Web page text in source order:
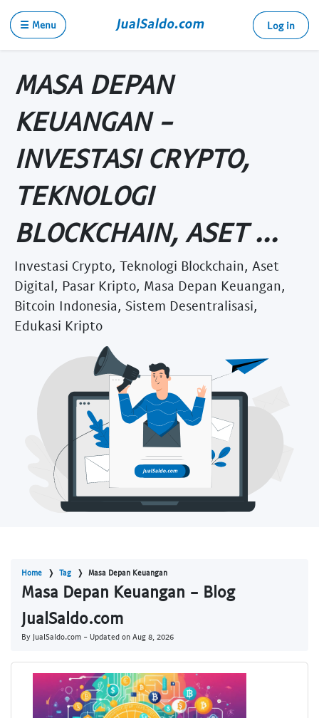
☰ Menu Log in
MASA DEPAN
KEUANGAN -
INVESTASI CRYPTO,
TEKNOLOGI
BLOCKCHAIN, ASET ...
Investasi Crypto, Teknologi Blockchain, Aset
Digital, Pasar Kripto, Masa Depan Keuangan,
Bitcoin Indonesia, Sistem Desentralisasi,
Edukasi Kripto
Home Tag Masa Depan Keuangan
Masa Depan Keuangan - Blog
JualSaldo.com
By JualSaldo.com - Updated on Aug 8, 2026